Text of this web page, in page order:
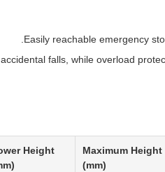
Easily reachable emergency
falls, while overload
Maximum Height
(mm)
Height